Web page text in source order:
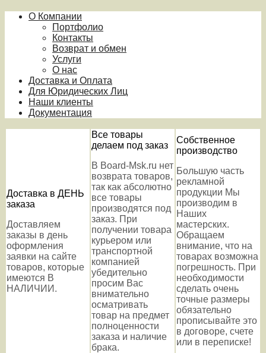
О Компании
Портфолио
Контакты
Возврат и обмен
Услуги
О нас
Доставка и Оплата
Для Юридических Лиц
Наши клиенты
Документация
Доставка в ДЕНЬ
заказа
Доставляем
заказы в день
оформления
заявки на сайте
товаров, которые
имеются В
НАЛИЧИИ.
Все товары
делаем под заказ
В Board-Msk.ru нет
возврата товаров,
так как абсолютно
все товары
производятся под
заказ. При
получении товара
курьером или
транспортной
компанией
убедительно
просим Вас
внимательно
осматривать
товар на предмет
полноценности
заказа и наличие
брака.
Собственное
производство
Большую часть
рекламной
продукции Мы
производим в
Наших
мастерских.
Обращаем
внимание, что на
товарах возможна
погрешность. При
необходимости
сделать очень
точные размеры
обязательно
прописывайте это
в договоре, счете
или в переписке!